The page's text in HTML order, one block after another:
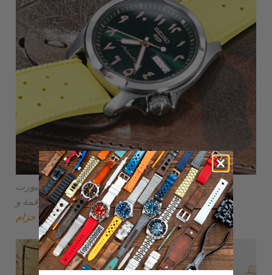
سايكو 5 سبورت SRPH49K1 مع جميع علامات الساعات
مرقمة و
ساعة مطاطية صفراء زاهية حزام